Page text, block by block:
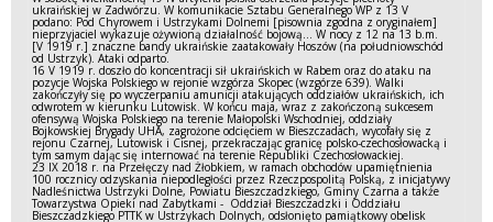
ukraińskiej w Zadwórzu. W komunikacie Sztabu Generalnego WP z 13 V
podano: Pod Chyrowem i Ustrzykami Dolnemi [pisownia zgodna z oryginałem]
nieprzyjaciel wykazuje ożywioną działalność bojową… W nocy z 12 na 13 b.m.
[V 1919 r.] znaczne bandy ukraińskie zaatakowały Hoszów (na południowschód
od Ustrzyk). Ataki odparto.
16 V 1919 r. doszło do koncentracji sił ukraińskich w Rabem oraz do ataku na
pozycje Wojska Polskiego w rejonie wzgórza Skopec (wzgórze 639). Walki
zakończyły się po wyczerpaniu amunicji atakujących oddziałów ukraińskich, ich
odwrotem w kierunku Lutowisk. W końcu maja, wraz z zakończoną sukcesem
ofensywą Wojska Polskiego na terenie Małopolski Wschodniej, oddziały
Bojkowskiej Brygady UHA, zagrożone odcięciem w Bieszczadach, wycofały się z
rejonu Czarnej, Lutowisk i Cisnej, przekraczając granicę polsko-czechosłowacką i
tym samym dając się internować na terenie Republiki Czechosłowackiej.
23 IX 2018 r. na Przełęczy nad Żłobkiem, w ramach obchodów upamiętnienia
100 rocznicy odzyskania niepodległości przez Rzeczpospolitą Polską, z inicjatywy
Nadleśnictwa Ustrzyki Dolne, Powiatu Bieszczadzkiego, Gminy Czarna a także
Towarzystwa Opieki nad Zabytkami - Oddział Bieszczadzki i Oddziału
Bieszczadzkiego PTTK w Ustrzykach Dolnych, odsłonięto pamiątkowy obelisk